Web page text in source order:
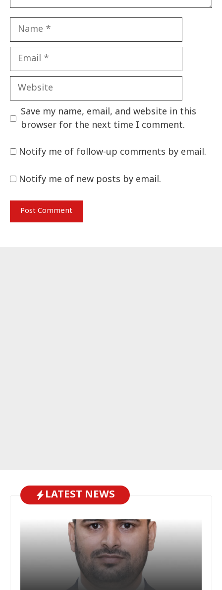
Name
Email
Website
Save my name, email, and website in this
browser for the next time I comment.
Notify me of follow-up comments by email.
Notify me of new posts by email.
LATEST NEWS